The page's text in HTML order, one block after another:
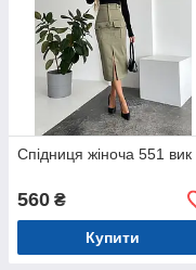
Спідниця жіноча 551 вик
560 ₴
Купити